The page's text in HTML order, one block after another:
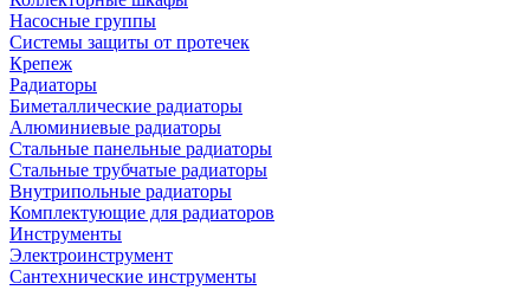
Насосные группы
Системы защиты от протечек
Крепеж
Радиаторы
Биметаллические радиаторы
Алюминиевые радиаторы
Стальные панельные радиаторы
Стальные трубчатые радиаторы
Внутрипольные радиаторы
Комплектующие для радиаторов
Инструменты
Электроинструмент
Сантехнические инструменты